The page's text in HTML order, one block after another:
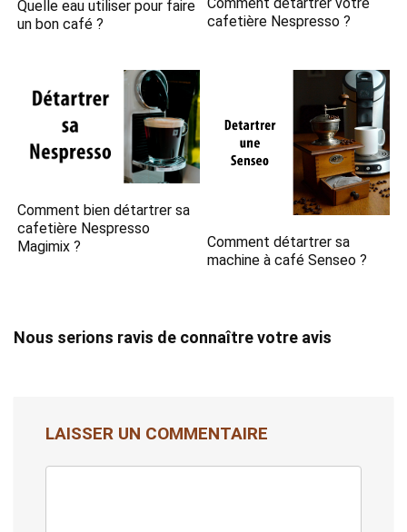
Quelle eau utiliser pour faire
un bon café ?
Comment détartrer votre
cafetière Nespresso ?
Comment bien détartrer sa
cafetière Nespresso
Magimix ?
Comment détartrer sa
machine à café Senseo ?
Nous serions ravis de connaître votre avis
LAISSER UN COMMENTAIRE